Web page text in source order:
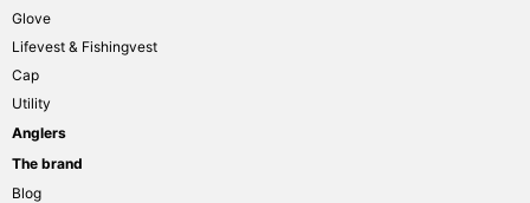
Glove
Lifevest & Fishingvest
Cap
Utility
Anglers
The brand
Blog